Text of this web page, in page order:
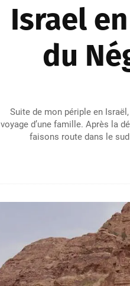
Israel
du
Suite de mon périple en
voyage d’une famille. Après la
faisons route dans le